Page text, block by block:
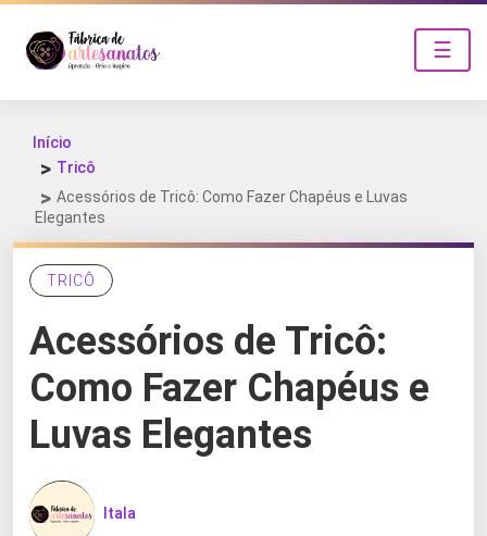
☰
Início
Tricô
Acessórios de Tricô: Como Fazer Chapéus e Luvas
Elegantes
TRICÔ
Acessórios de Tricô:
Como Fazer Chapéus e
Luvas Elegantes
Itala